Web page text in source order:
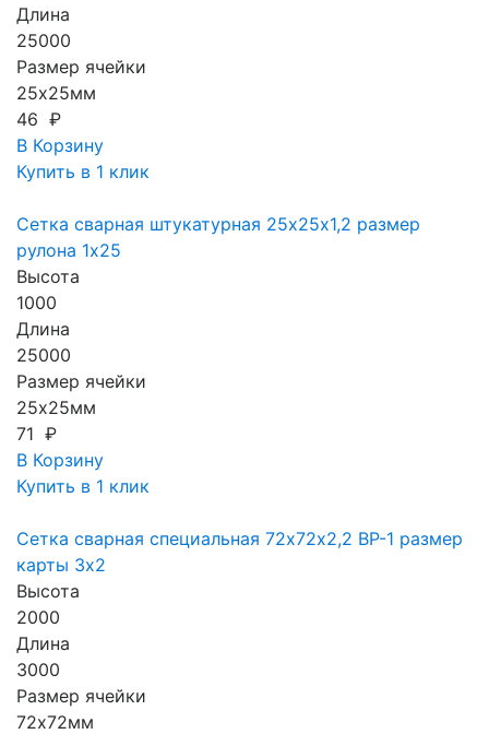
Длина
25000
Размер ячейки
25х25мм
46 ₽
В Корзину
Купить в 1 клик
Сетка сварная штукатурная 25х25х1,2 размер
рулона 1х25
Высота
1000
Длина
25000
Размер ячейки
25х25мм
71 ₽
В Корзину
Купить в 1 клик
Сетка сварная специальная 72х72х2,2 ВР-1 размер
карты 3х2
Высота
2000
Длина
3000
Размер ячейки
72х72мм